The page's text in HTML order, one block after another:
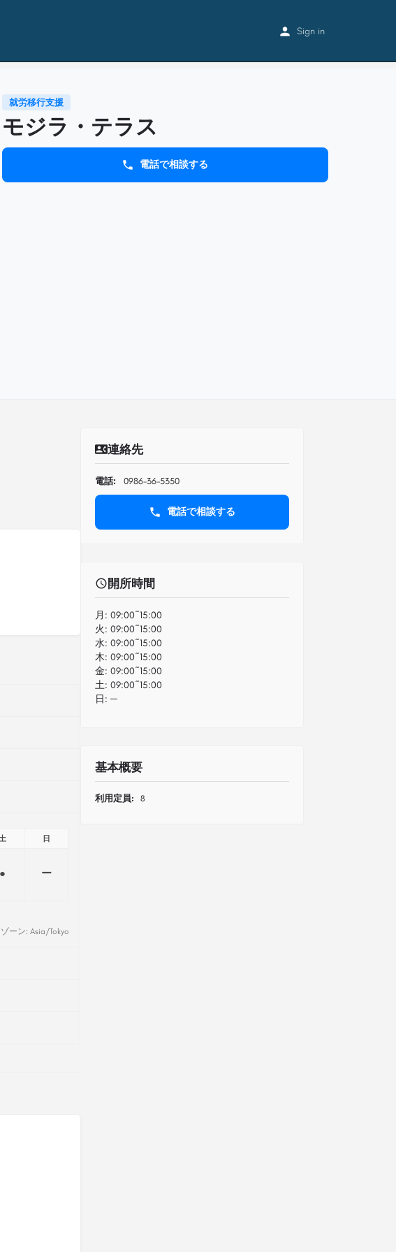
Sign in
Listings モジラ・テラス
就労移行支援
モジラ・テラス
電話で相談する
日
● ー
ーン: Asia/Tokyo
連絡先
電話: 0986-36-5350
電話で相談する
開所時間
月: 09:00~15:00
火: 09:00~15:00
水: 09:00~15:00
木: 09:00~15:00
金: 09:00~15:00
土: 09:00~15:00
日: ─
基本概要
利用定員: 8